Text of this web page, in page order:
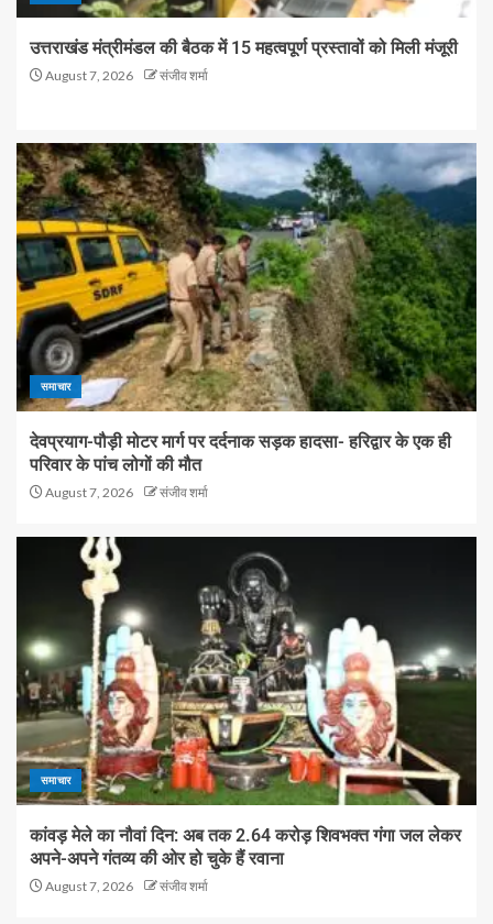
उत्तराखंड मंत्रीमंडल की बैठक में 15 महत्वपूर्ण प्रस्तावों को मिली मंजूरी
August 7, 2026 संजीव शर्मा
समाचार
देवप्रयाग-पौड़ी मोटर मार्ग पर दर्दनाक सड़क हादसा- हरिद्वार के एक ही
परिवार के पांच लोगों की मौत
August 7, 2026 संजीव शर्मा
समाचार
कांवड़ मेले का नौवां दिन: अब तक 2.64 करोड़ शिवभक्त गंगा जल लेकर
अपने-अपने गंतव्य की ओर हो चुके हैं रवाना
August 7, 2026 संजीव शर्मा